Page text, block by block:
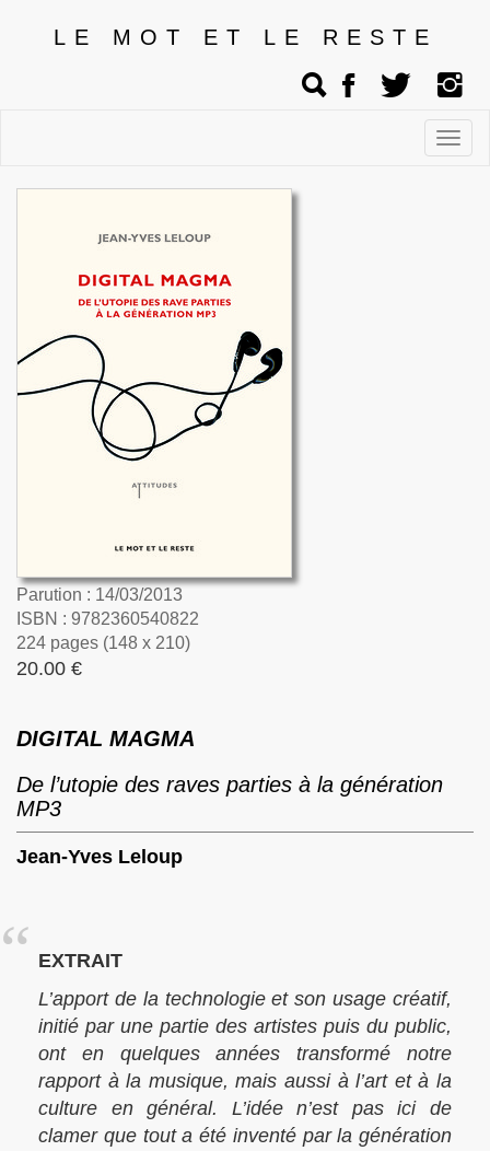
LE MOT ET LE RESTE
Parution : 14/03/2013
ISBN : 9782360540822
224 pages (148 x 210)
20.00 €
DIGITAL MAGMA
De l’utopie des raves parties à la génération
MP3
Jean-Yves Leloup
EXTRAIT
L’apport de la technologie et son usage créatif,
initié par une partie des artistes puis du public,
ont en quelques années transformé notre
rapport à la musique, mais aussi à l’art et à la
culture en général. L’idée n’est pas ici de
clamer que tout a été inventé par la génération